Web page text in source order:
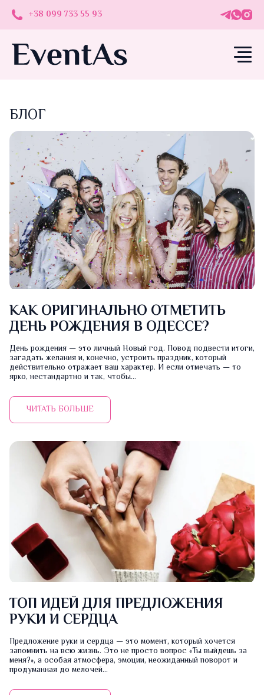
+38 099 733 55 93
БЛОГ
КАК ОРИГИНАЛЬНО ОТМЕТИТЬ
ДЕНЬ РОЖДЕНИЯ В ОДЕССЕ?
День рождения — это личный Новый год. Повод подвести итоги,
загадать желания и, конечно, устроить праздник, который
действительно отражает ваш характер. И если отмечать — то
ярко, нестандартно и так, чтобы...
ЧИТАТЬ БОЛЬШЕ
ТОП ИДЕЙ ДЛЯ ПРЕДЛОЖЕНИЯ
РУКИ И СЕРДЦА
Предложение руки и сердца — это момент, который хочется
запомнить на всю жизнь. Это не просто вопрос «Ты выйдешь за
меня?», а особая атмосфера, эмоции, неожиданный поворот и
продуманная до мелочей...